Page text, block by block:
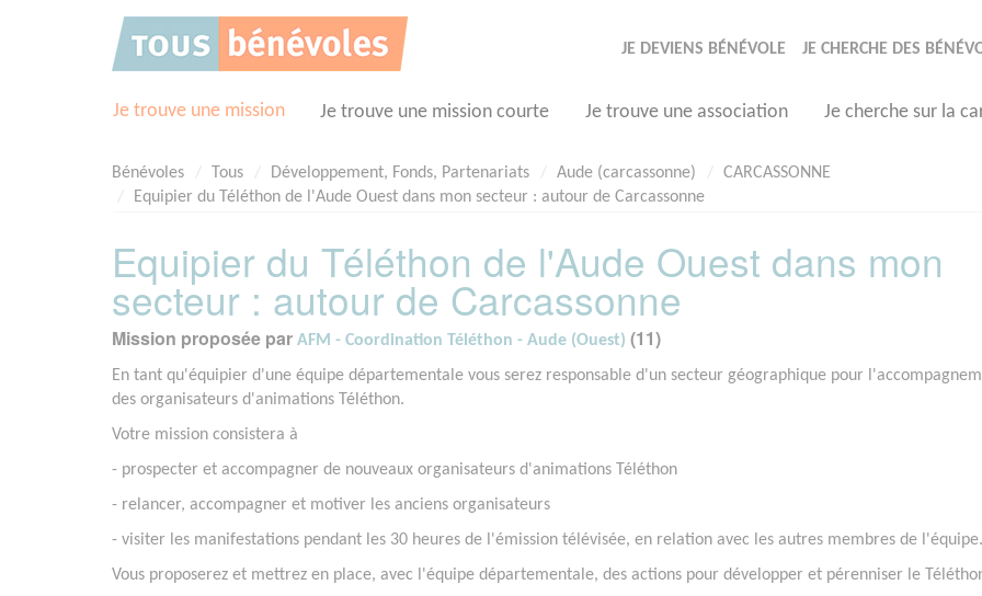
JE DEVIENS BÉNÉVOLE JE CHERCHE DES
Je trouve une mission Je trouve une mission courte Je trouve une association Je cherche sur la
Bénévoles Tous Développement, Fonds, Partenariats Aude (carcassonne)
CARCASSONNE
Equipier du Téléthon de l'Aude Ouest dans mon secteur : autour de Carcassonne
Equipier du Téléthon de l'Aude Ouest dans mon
secteur : autour de Carcassonne
Mission proposée par AFM - Coordination Téléthon - Aude (Ouest) (11)
En tant qu'équipier d'une équipe départementale vous serez responsable d'un secteur géographique pour
des organisateurs d'animations Téléthon.
Votre mission consistera à
- prospecter et accompagner de nouveaux organisateurs d'animations Téléthon
- relancer, accompagner et motiver les anciens organisateurs
- visiter les manifestations pendant les 30 heures de l'émission télévisée, en relation avec les autres membres de l'équipe.
Vous proposerez et mettrez en place, avec l'équipe départementale, des actions pour développer et pérenniser le